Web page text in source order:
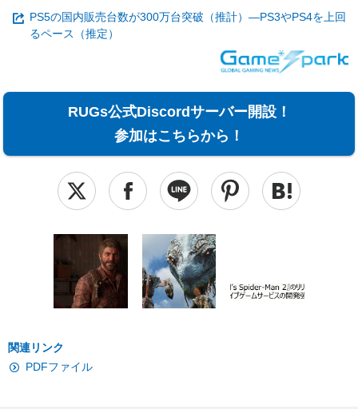
PS5の国内販売台数が300万台突破（推計）―PS3やPS4を上回
るペース（推定）
RUGs公式Discordサーバー開設！
参加はこちらから！
関連リンク
PDFファイル